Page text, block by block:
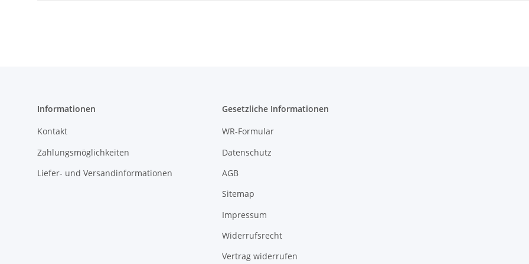
Informationen
Kontakt
Zahlungsmöglichkeiten
Liefer- und Versandinformationen
Gesetzliche Informationen
WR-Formular
Datenschutz
AGB
Sitemap
Impressum
Widerrufsrecht
Vertrag widerrufen